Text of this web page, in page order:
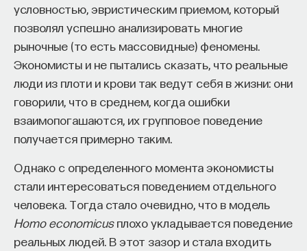
условностью, эвристическим приемом, который
позволял успешно анализировать многие
рыночные (то есть массовидные) феномены.
Экономисты и не пытались сказать, что реальные
люди из плоти и крови так ведут себя в жизни: они
говорили, что в среднем, когда ошибки
взаимопогашаются, их групповое поведение
получается примерно таким.
Однако с определенного момента экономисты
стали интересоваться поведением отдельного
человека. Тогда стало очевидно, что в модель
Homo economicusплохо укладывается поведение
реальных людей. В этот зазор и стала входить